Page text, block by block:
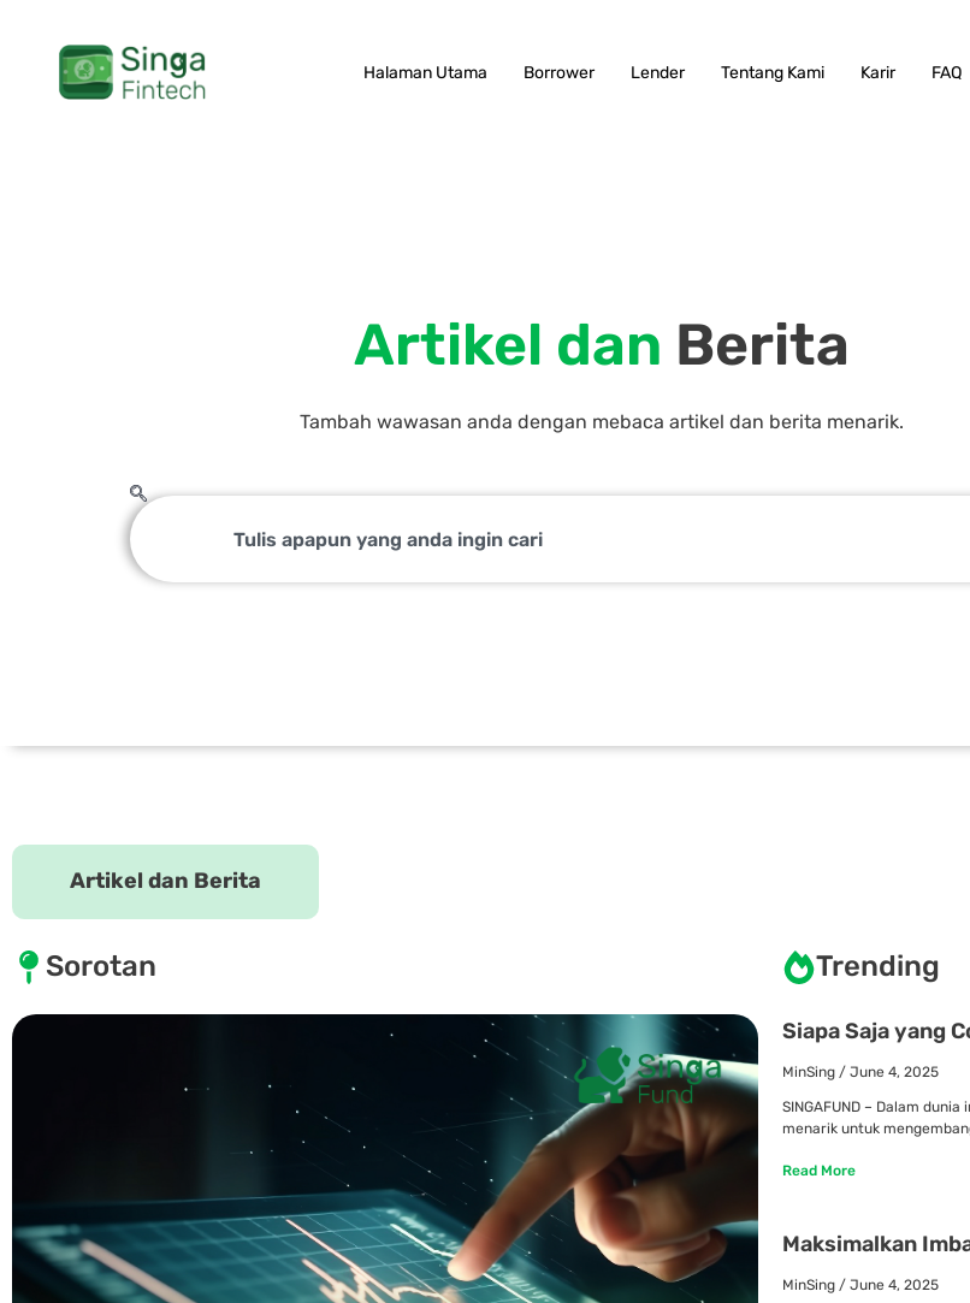
content
Halaman Utama Borrower Lender Tentang Kami Karir FAQ
Artikel dan Berita
Tambah wawasan anda dengan mebaca artikel dan berita menarik.
Search
Artikel dan Berita
Sorotan Trending
Siapa Saja yang
MinSing June 4, 2025
SINGAFUND – Dalam
menarik untuk
Read More
Maksimalkan
MinSing June 4, 2025